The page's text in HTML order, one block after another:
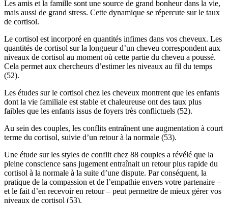
Les amis et la famille sont une source de grand bonheur dans la vie,
mais aussi de grand stress. Cette dynamique se répercute sur le taux
de cortisol.
Le cortisol est incorporé en quantités infimes dans vos cheveux. Les
quantités de cortisol sur la longueur d’un cheveu correspondent aux
niveaux de cortisol au moment où cette partie du cheveu a poussé.
Cela permet aux chercheurs d’estimer les niveaux au fil du temps
(52).
Les études sur le cortisol chez les cheveux montrent que les enfants
dont la vie familiale est stable et chaleureuse ont des taux plus
faibles que les enfants issus de foyers très conflictuels (52).
Au sein des couples, les conflits entraînent une augmentation à court
terme du cortisol, suivie d’un retour à la normale (53).
Une étude sur les styles de conflit chez 88 couples a révélé que la
pleine conscience sans jugement entraînait un retour plus rapide du
cortisol à la normale à la suite d’une dispute. Par conséquent, la
pratique de la compassion et de l’empathie envers votre partenaire –
et le fait d’en recevoir en retour – peut permettre de mieux gérer vos
niveaux de cortisol (53).